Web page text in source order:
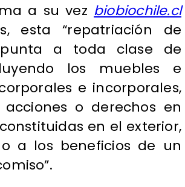
a su vez biobiochile.cl
esta “repatriación de
a toda clase de
los muebles e
e incorporales,
o derechos en
en el exterior,
a los beneficios de un